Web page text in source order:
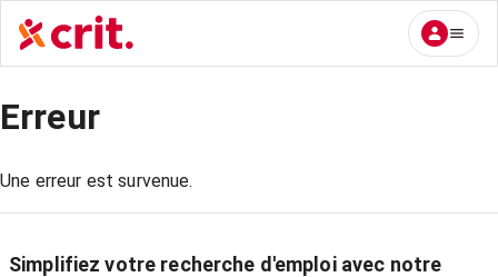
Erreur
Une erreur est survenue.
Simplifiez votre recherche d'emploi avec notre